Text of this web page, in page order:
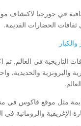
في جورجيا
الحضارات القديمة.
والبرونزية والحديدية.
مثل موقع فاكوس في
الإغريقية والرومانية